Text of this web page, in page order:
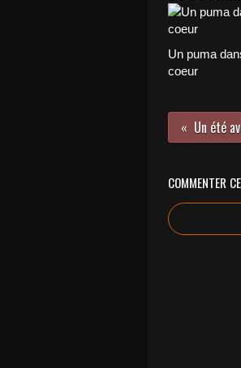
Un puma
coeur
Un été
COMMENTER